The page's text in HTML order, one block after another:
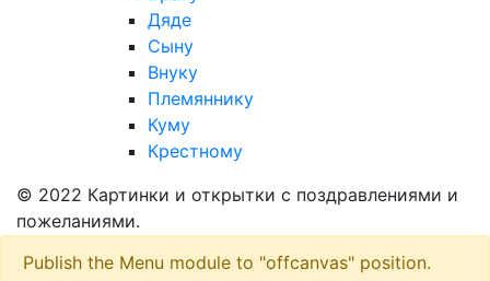
Дяде
Сыну
Внуку
Племяннику
Куму
Крестному
© 2022 Картинки и открытки с поздравлениями и
пожеланиями.
Publish the Menu module to "offcanvas" position.